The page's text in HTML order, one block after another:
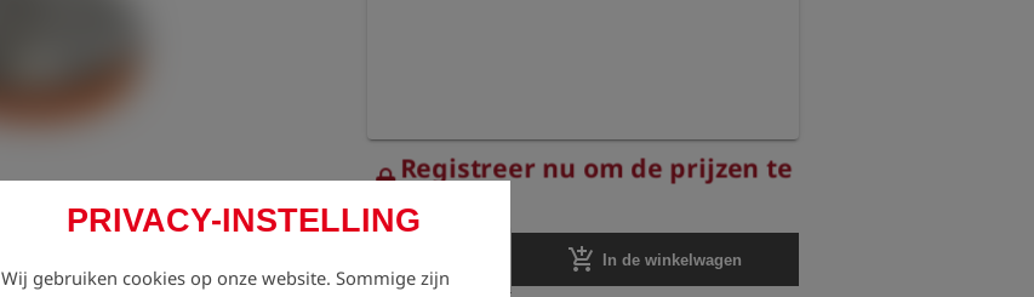
PRIVACY-INSTELLING
Wij gebruiken cookies op onze website. Sommige zijn
lockRegistreer nu om de prijzen te
1 add_shopping_cart In de winkelwagen